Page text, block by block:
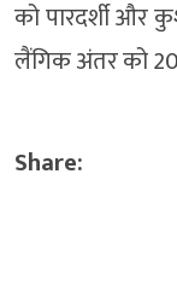
को पारदर्शी और
लैंगिक अंतर को
Share: